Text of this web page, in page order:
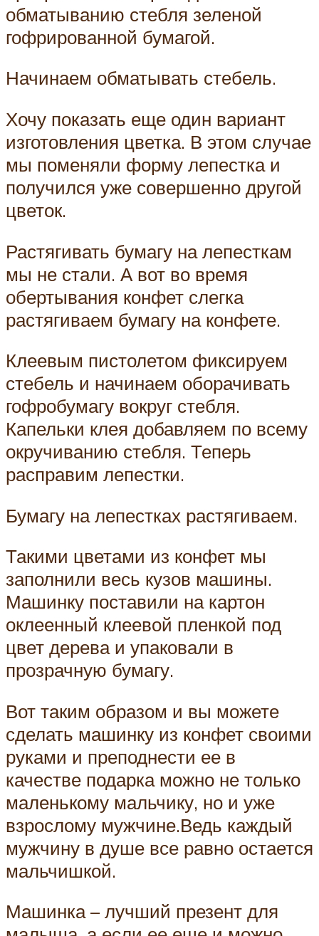
обматыванию стебля зеленой
гофрированной бумагой.
Начинаем обматывать стебель.
Хочу показать еще один вариант
изготовления цветка. В этом случае
мы поменяли форму лепестка и
получился уже совершенно другой
цветок.
Растягивать бумагу на лепесткам
мы не стали. А вот во время
обертывания конфет слегка
растягиваем бумагу на конфете.
Клеевым пистолетом фиксируем
стебель и начинаем оборачивать
гофробумагу вокруг стебля.
Капельки клея добавляем по всему
окручиванию стебля. Теперь
расправим лепестки.
Бумагу на лепестках растягиваем.
Такими цветами из конфет мы
заполнили весь кузов машины.
Машинку поставили на картон
оклеенный клеевой пленкой под
цвет дерева и упаковали в
прозрачную бумагу.
Вот таким образом и вы можете
сделать машинку из конфет своими
руками и преподнести ее в
качестве подарка можно не только
маленькому мальчику, но и уже
взрослому мужчине.Ведь каждый
мужчину в душе все равно остается
мальчишкой.
Машинка – лучший презент для